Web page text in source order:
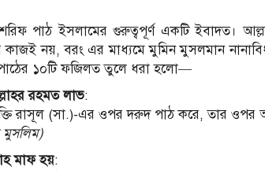
পাঠ ইসলামের গুরুত্বপূর্ণ একটি ইবাদত।
কাজই নয়, বরং এর মাধ্যমে মুমিন মুসলমান
১০টি ফজিলত তুলে ধরা হলো—
রহমত লাভ:
রাসূল (সা.)-এর ওপর দরুদ পাঠ করে, তার ওপর
মুসলিম)
মাফ হয়: